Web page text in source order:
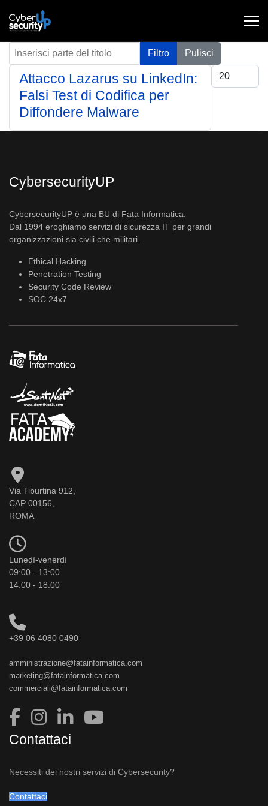
Inserisci parte del titolo Filtro
Pulisci
Visualizza #
Attacco Lazarus su LinkedIn:
Falsi Test di Codifica per
Diffondere Malware
CybersecurityUP
CybersecurityUP è una BU di Fata Informatica.
Dal 1994 eroghiamo servizi di sicurezza IT per grandi
organizzazioni sia civili che militari.
Ethical Hacking
Penetration Testing
Security Code Review
SOC 24x7
Via Tiburtina 912,
CAP 00156,
ROMA
Lunedì-venerdì
09:00 - 13:00
14:00 - 18:00
+39 06 4080 0490
amministrazione@fatainformatica.com
marketing@fatainformatica.com
commerciali@fatainformatica.com
Contattaci
Necessiti dei nostri servizi di Cybersecurity?
Contattaci